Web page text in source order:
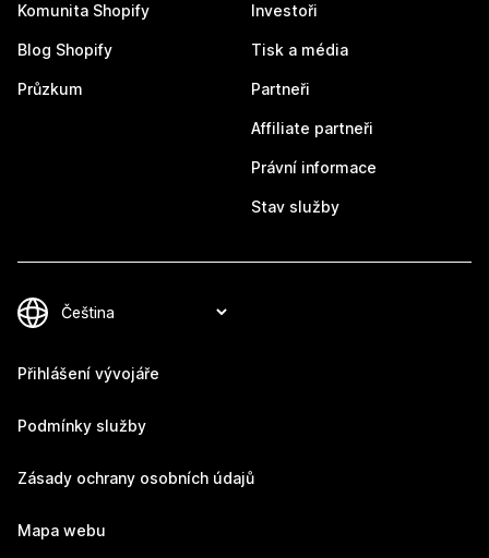
Komunita Shopify
Blog Shopify
Průzkum
Investoři
Tisk a média
Partneři
Affiliate partneři
Právní informace
Stav služby
Přihlášení vývojáře
Podmínky služby
Zásady ochrany osobních údajů
Mapa webu